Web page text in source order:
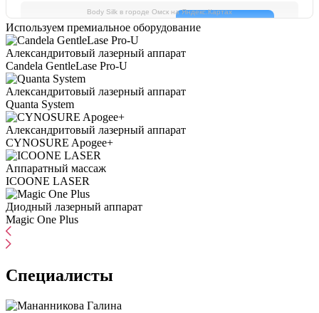
Body Silk в городе Омск на Яндекс.Картах
Используем премиальное оборудование
Александритовый лазерный аппарат
Candela GentleLase Pro-U
Александритовый лазерный аппарат
Quanta System
Александритовый лазерный аппарат
CYNOSURE Apogee+
Аппаратный массаж
ICOONE LASER
Диодный лазерный аппарат
Magic One Plus
Специалисты